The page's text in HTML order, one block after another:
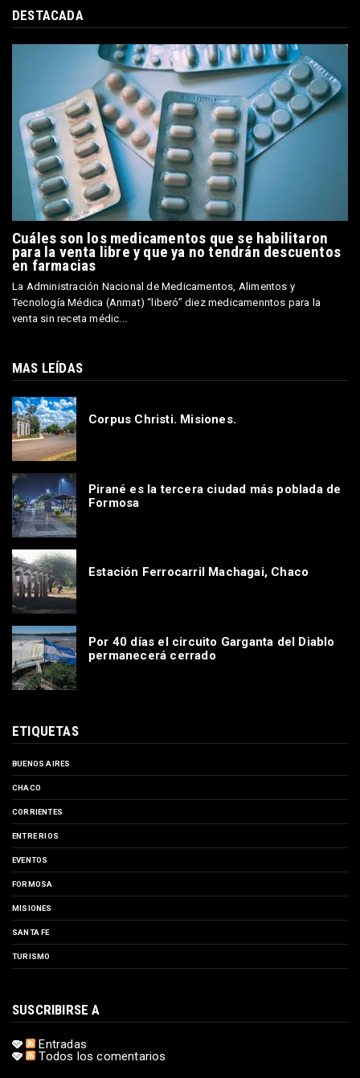
DESTACADA
Cuáles son los medicamentos que se habilitaron
para la venta libre y que ya no tendrán descuentos
en farmacias
La Administración Nacional de Medicamentos, Alimentos y
Tecnología Médica (Anmat) “liberó” diez medicamenntos para la
venta sin receta médic...
MAS LEÍDAS
Corpus Christi. Misiones.
Pirané es la tercera ciudad más poblada de
Formosa
Estación Ferrocarril Machagai, Chaco
Por 40 días el circuito Garganta del Diablo
permanecerá cerrado
ETIQUETAS
BUENOS AIRES
CHACO
CORRIENTES
ENTRE RIOS
EVENTOS
FORMOSA
MISIONES
SANTA FE
TURISMO
SUSCRIBIRSE A
Entradas
Todos los comentarios